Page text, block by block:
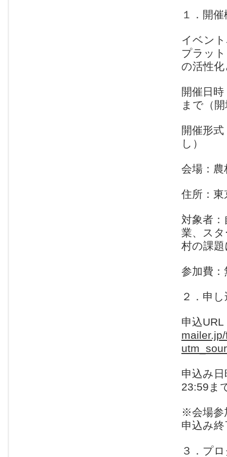
１．開
イベン
プラッ
の活性
開催日
まで（
開催形
し）
会場：農
住所：
対象者
業、ス
村の課
参加費：
２．申
申込URL
申込み
23:59ま
※会場参
申込み
３．プ